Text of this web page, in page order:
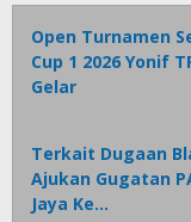
Open Turnamen
Cup 1 2026 Yonif
Gelar
Terkait Dugaan
Ajukan Gugatan
Jaya Ke…